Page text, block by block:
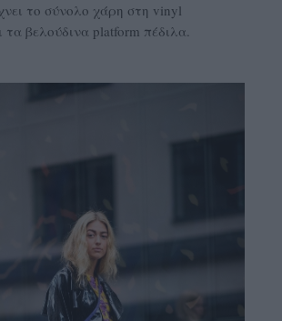
το σύνολο χάρη στη vinyl
βελούδινα platform πέδιλα.